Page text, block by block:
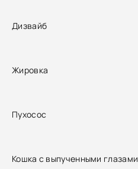
Дизвайб
Жировка
Пухосос
Кошка с выпученными глазами